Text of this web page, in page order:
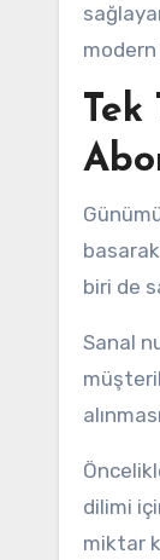
Tek
biri de
Sanal
dilimi
miktar